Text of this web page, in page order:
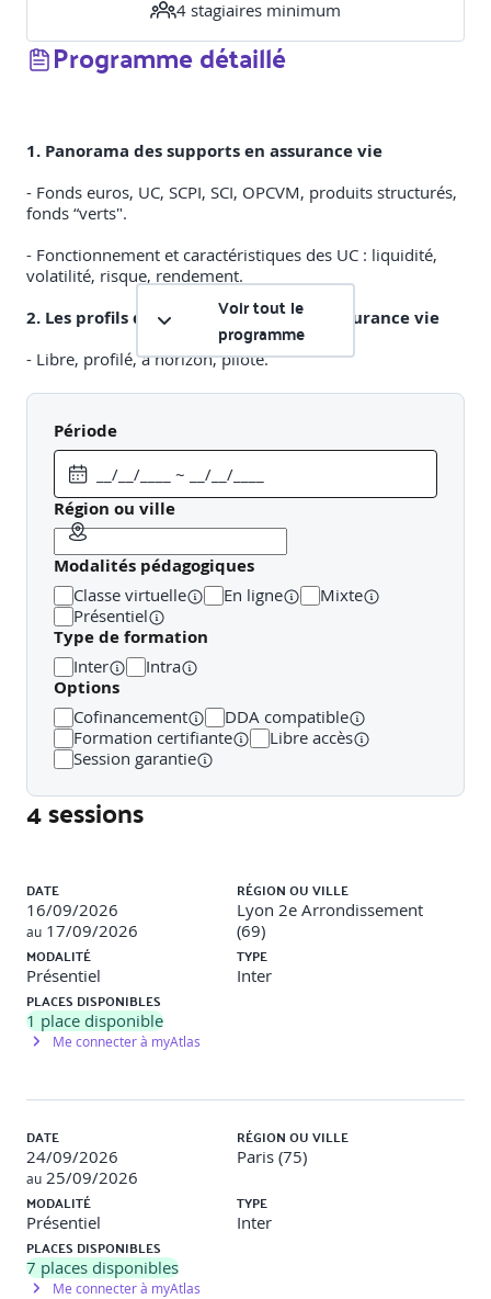
4 stagiaires minimum
Programme détaillé
1. Panorama des supports en assurance vie
- Fonds euros, UC, SCPI, SCI, OPCVM, produits structurés,
fonds “verts".
- Fonctionnement et caractéristiques des UC : liquidité,
volatilité, risque, rendement.
2. Les profils de gestion proposés en assurance vie
- Libre, profilé, à horizon, piloté.
3. Stratégies de diversification et arbitrages
- Objectifs patrimoniaux : protection, retraite,
transmission, revenus complémentaires, diversification.
- Allocation d’actifs adaptée.
4. Conseil, fiscalité et accompagnement du client.
- Fiscalité des rachats, prélèvements sociaux et
exonérations.
- Des solutions adaptées au profil du client (seniors,
jeunes actifs, TNS, familles).
- Argumentaire client et pédagogie de l’investissement .
5.Atelier autour de la défense d’une allocation
d’actifs en assurance vie
Voir tout le
programme
Période
Région ou ville
Modalités pédagogiques
Classe virtuelle En ligne
Mixte
Présentiel
Type de formation
Inter Intra
Options
Cofinancement
DDA compatible
Formation certifiante
Libre accès
Session garantie
4 sessions
DATE
16/09/2026
au 17/09/2026
RÉGION OU VILLE
Lyon 2e Arrondissement
(69)
MODALITÉ
Présentiel
TYPE
Inter
PLACES DISPONIBLES
1 place disponible
Me connecter à myAtlas
DATE
24/09/2026
au 25/09/2026
RÉGION OU VILLE
Paris (75)
MODALITÉ
Présentiel
TYPE
Inter
PLACES DISPONIBLES
7 places disponibles
Me connecter à myAtlas